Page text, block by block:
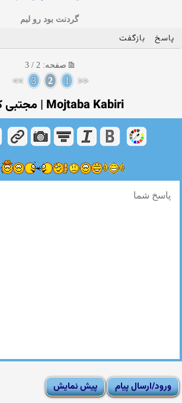
گردنت بود رو لبم
پاسخ بازگفت
صفحه: 2 / 3
<<
1
2
3
>>
Mojtaba Kabiri‎ | مجتبی کبیری